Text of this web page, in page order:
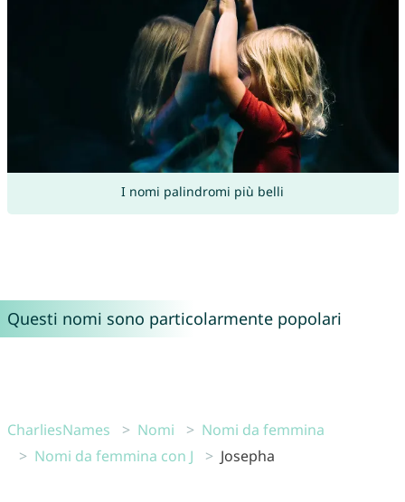
I nomi palindromi più belli
Questi nomi sono particolarmente popolari
CharliesNames Nomi
Nomi da femmina
Nomi da femmina con J
Josepha